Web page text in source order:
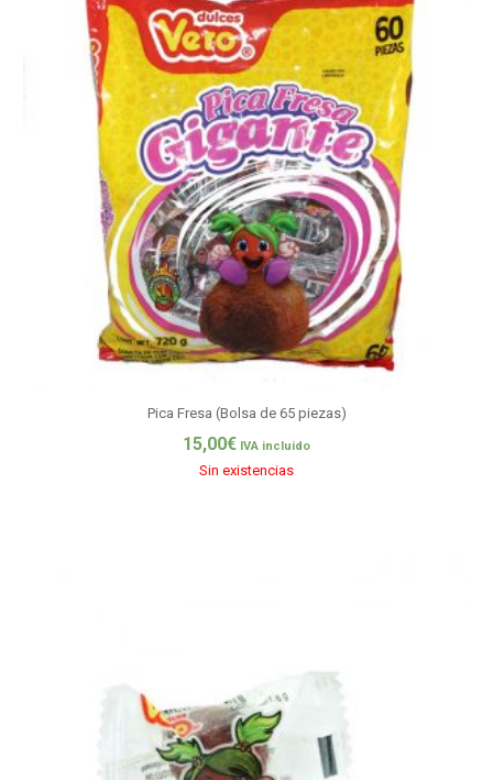
Pica Fresa (Bolsa de 65 piezas)
15,00€ IVA incluido
Sin existencias